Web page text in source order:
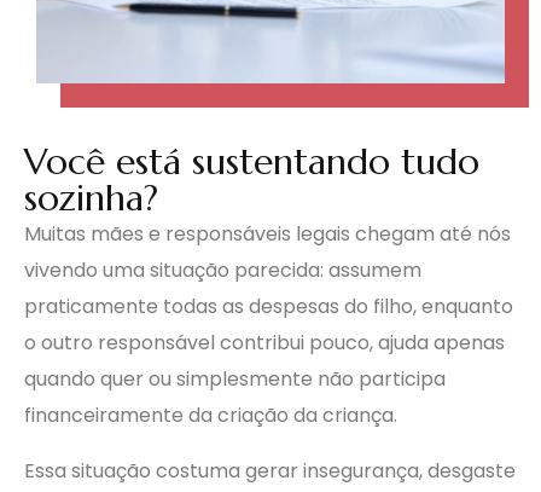
Você está sustentando tudo
sozinha?
Muitas mães e responsáveis legais chegam até nós
vivendo uma situação parecida: assumem
praticamente todas as despesas do filho, enquanto
o outro responsável contribui pouco, ajuda apenas
quando quer ou simplesmente não participa
financeiramente da criação da criança.
Essa situação costuma gerar insegurança, desgaste